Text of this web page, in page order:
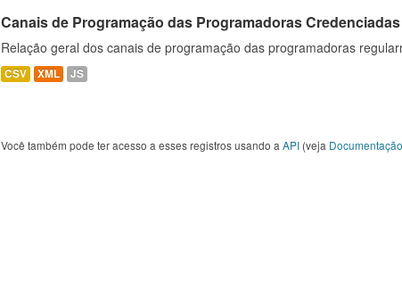
Canais de Programação das Programadoras
Relação geral dos canais de programação das programadoras
CSV XML JS
Você também pode ter acesso a esses registros usando a API (veja